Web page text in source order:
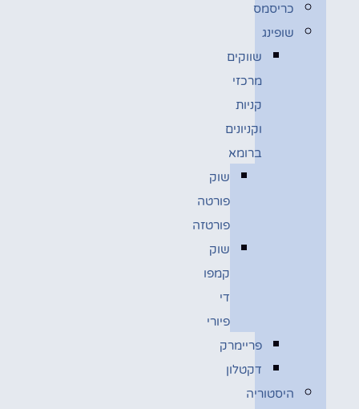
כריסמס
שופינג
שווקים
מרכזי
קניות
וקניונים
ברומא
שוק
פורטה
פורטזה
שוק
קמפו
די
פיורי
פריימרק
דקטלון
היסטוריה